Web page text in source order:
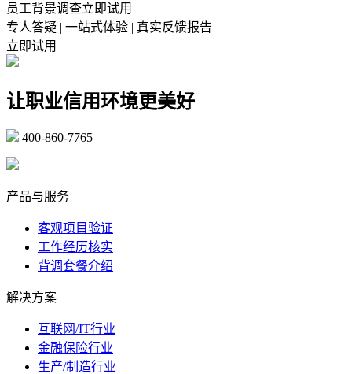
员工背景调查立即试用
专人答疑 | 一站式体验 | 真实反馈报告
立即试用
让职业信用环境更美好
400-860-7765
产品与服务
客观项目验证
工作经历核实
背调套餐介绍
解决方案
互联网/IT行业
金融保险行业
生产/制造行业